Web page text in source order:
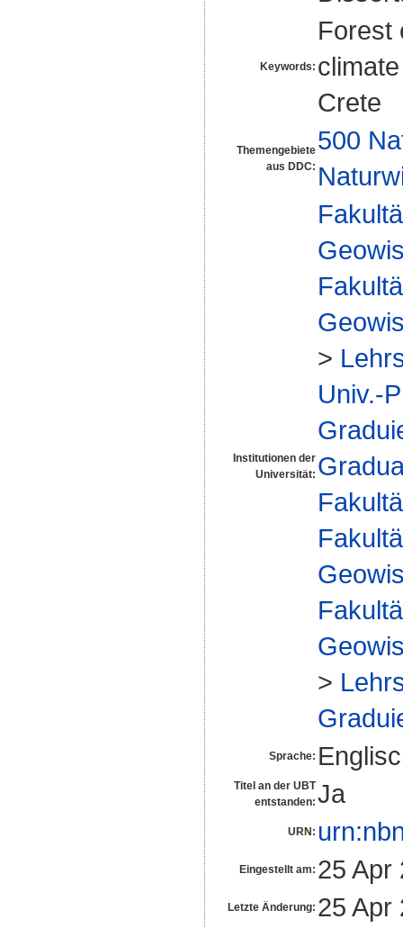
Keywords:
Forest
Crete
Themengebiete
aus DDC:
500
Institutionen der
Universität:
>
Univ.-
>
Sprache:
Titel an der UBT
entstanden: Ja
URN:
Eingestellt am: 25 Apr
Letzte Änderung: 25 Apr